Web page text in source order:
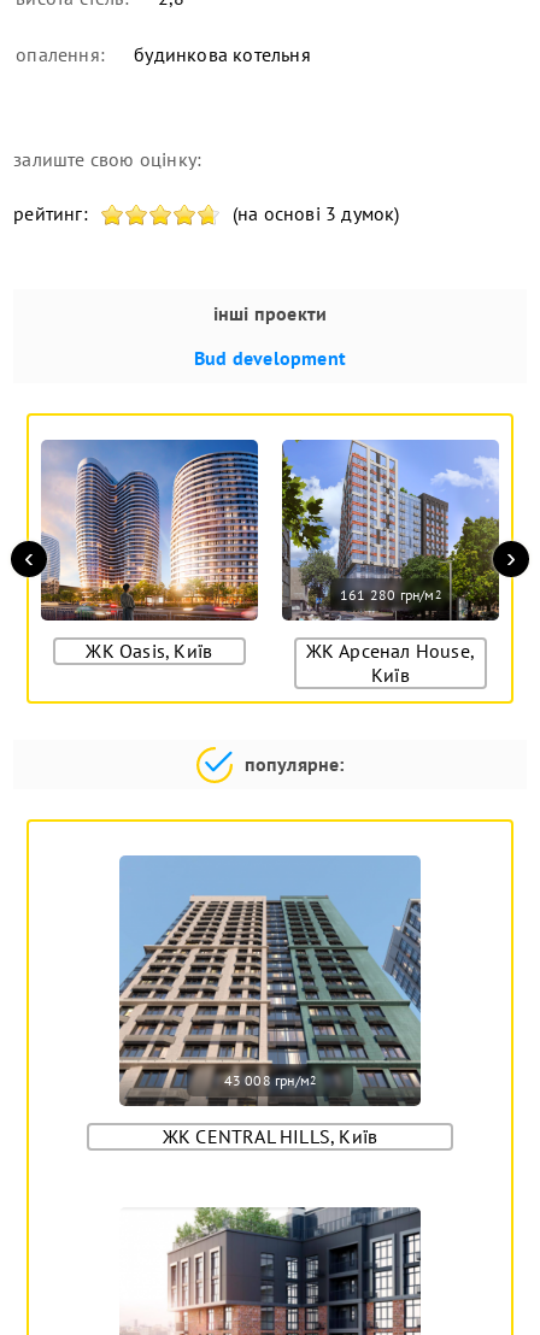
опалення: будинкова котельня
залиште свою оцінку:
рейтинг: (на основі 3 думок)
інші проекти
Bud development
ЖК Oasis, Київ
161 280 грн/м2
ЖК Арсенал House,
Київ
‹ ›
популярне:
43 008 грн/м2
ЖК CENTRAL HILLS, Київ